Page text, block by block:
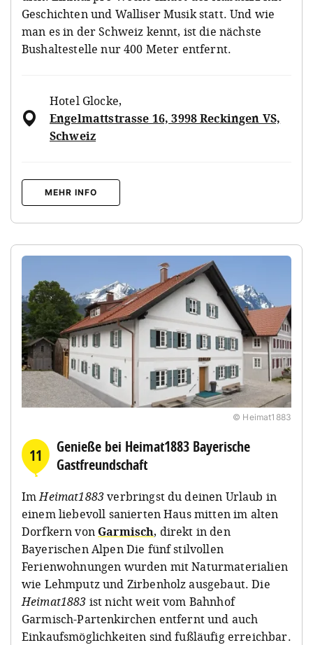
Geschichten und Walliser Musik statt. Und wie
man es in der Schweiz kennt, ist die nächste
Bushaltestelle nur 400 Meter entfernt.
Hotel Glocke,
Engelmattstrasse 16, 3998 Reckingen VS,
Schweiz
MEHR INFO
© Heimat1883
11
Genieße bei Heimat1883 Bayerische
Gastfreundschaft
ImHeimat1883verbringst du deinen Urlaub in
einem liebevoll sanierten Haus mitten im alten
Dorfkern von Garmisch, direkt in den
Bayerischen Alpen Die fünf stilvollen
Ferienwohnungen wurden mit Naturmaterialien
wie Lehmputz und Zirbenholz ausgebaut. Die
Heimat1883 ist nicht weit vom Bahnhof
Garmisch-Partenkirchen entfernt und auch
Einkaufsmöglichkeiten sind fußläufig erreichbar.